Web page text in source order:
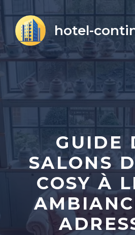
contenu
hotel-
GUIDE
SALONS
COSY À